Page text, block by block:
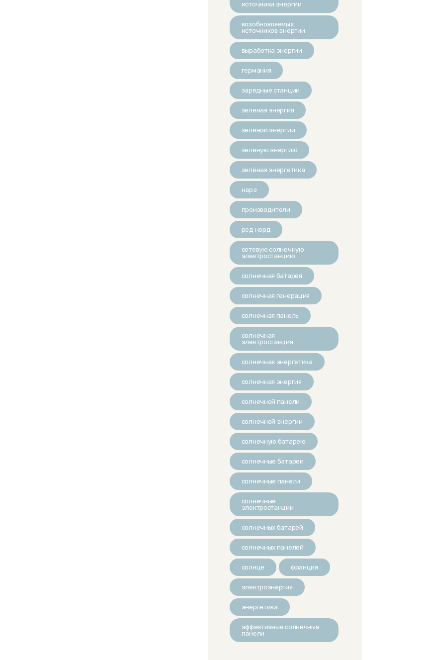
источники энергии
возобновляемых
источников энергии
выработка энергии
германия
зарядные станции
зеленая энергия
зеленой энергии
зеленую энергию
зелёная энергетика
нарэ
производители
ред норд
сетевую солнечную
электростанцию
солнечная батарея
солнечная генерация
солнечная панель
солнечная
электростанция
солнечная энергетика
солнечная энергия
солнечной панели
солнечной энергии
солнечную батарею
солнечные батареи
солнечные панели
солнечные
электростанции
солнечных батарей
солнечных панелей
солнце франция
электроэнергия
энергетика
эффективные солнечные
панели